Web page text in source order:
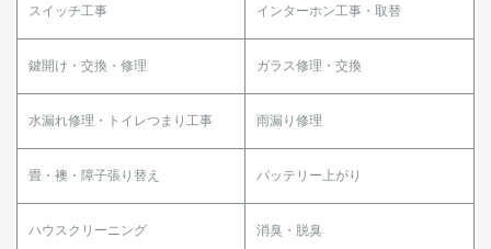
スイッチ工事 インターホン工事・取替
鍵開け・交換・修理 ガラス修理・交換
水漏れ修理・トイレつまり工事 雨漏り修理
畳・襖・障子張り替え バッテリー上がり
ハウスクリーニング 消臭・脱臭